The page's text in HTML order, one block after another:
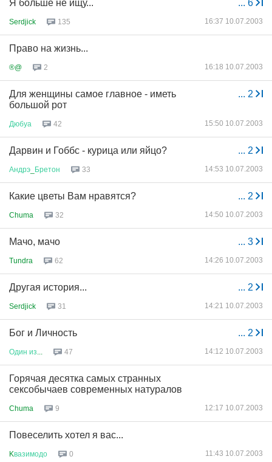
... 6
Я больше не ищу...
Serdjick 135 16:37 10.07.2003
Право на жизнь...
®@ 2 16:18 10.07.2003
... 2
Для женщины самое главное - иметь
большой рот
Дюбуа 42 15:50 10.07.2003
... 2
Дарвин и Гоббс - курица или яйцо?
Андрэ Бретон 33 14:53 10.07.2003
... 2
Какие цветы Вам нравятся?
Chuma 32 14:50 10.07.2003
... 3
Мачо, мачо
Tundra 62 14:26 10.07.2003
... 2
Другая история...
Serdjick 31 14:21 10.07.2003
... 2
Бог и Личность
Один из 47 14:12 10.07.2003
Горячая десятка самых странных
сексобычаев современных натуралов
Chuma 9 12:17 10.07.2003
Повеселить хотел я вас...
Kвазимодо 0 11:43 10.07.2003